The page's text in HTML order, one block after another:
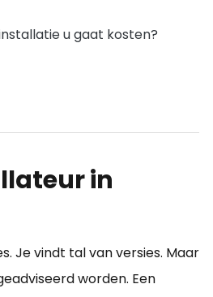
u gaat kosten?
in
Je vindt tal van versies. Maar
worden. Een